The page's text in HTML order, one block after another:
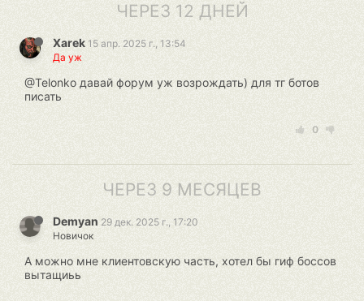
ЧЕРЕЗ 12 ДНЕЙ
Xarek 15 апр. 2025 г., 13:54
Да уж
@Telonko давай форум уж возрождать) для тг ботов
писать
0
ЧЕРЕЗ 9 МЕСЯЦЕВ
Demyan 29 дек. 2025 г., 17:20
Новичок
А можно мне клиентовскую часть, хотел бы гиф боссов
вытащиьь